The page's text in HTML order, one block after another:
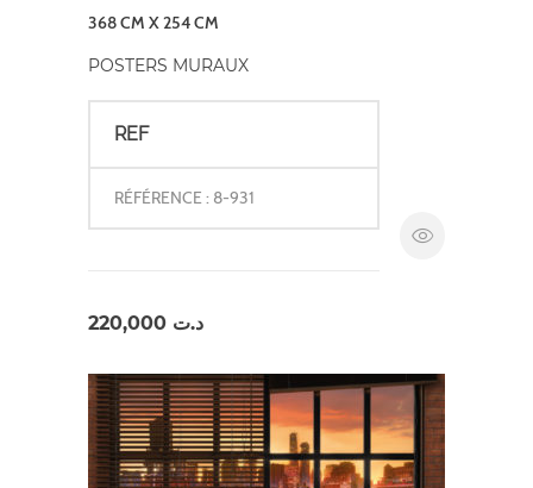
368 CM X 254 CM
POSTERS MURAUX
REF
RÉFÉRENCE : 8-931
د.ت